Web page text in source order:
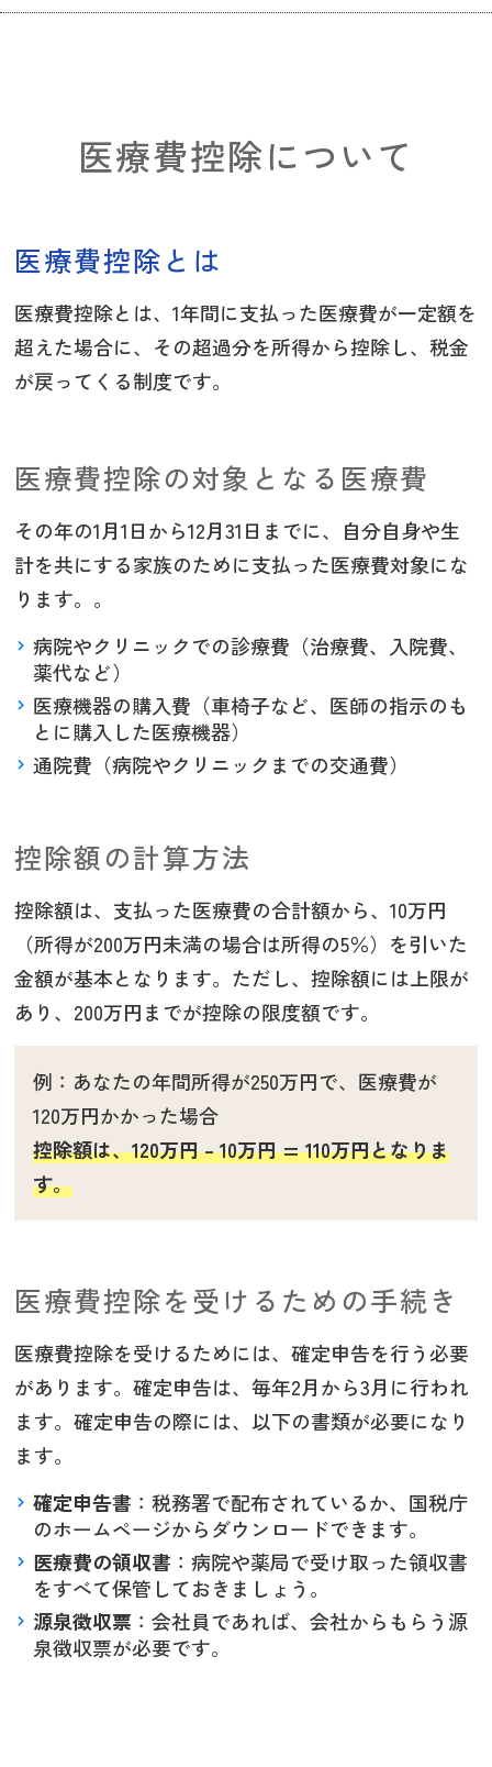
医療費控除について
医療費控除とは
医療費控除とは、1年間に支払った医療費が一定額を
超えた場合に、その超過分を所得から控除し、税金
が戻ってくる制度です。
医療費控除の対象となる医療費
その年の1月1日から12月31日までに、自分自身や生
計を共にする家族のために支払った医療費対象にな
ります。。
病院やクリニックでの診療費（治療費、入院費、
薬代など）
医療機器の購入費（車椅子など、医師の指示のも
とに購入した医療機器）
通院費（病院やクリニックまでの交通費）
控除額の計算方法
控除額は、支払った医療費の合計額から、10万円
（所得が200万円未満の場合は所得の5％）を引いた
金額が基本となります。ただし、控除額には上限が
あり、200万円までが控除の限度額です。
例： あなたの年間所得が250万円で、医療費が
120万円かかった場合
控除額は、120万円 – 10万円 = 110万円となりま
す。
医療費控除を受けるための手続き
医療費控除を受けるためには、確定申告を行う必要
があります。確定申告は、毎年2月から3月に行われ
ます。確定申告の際には、以下の書類が必要になり
ます。
確定申告書 ：税務署で配布されているか、国税庁
のホームページからダウンロードできます。
医療費の領収書 ：病院や薬局で受け取った領収書
をすべて保管しておきましょう。
源泉徴収票 ：会社員であれば、会社からもらう源
泉徴収票が必要です。